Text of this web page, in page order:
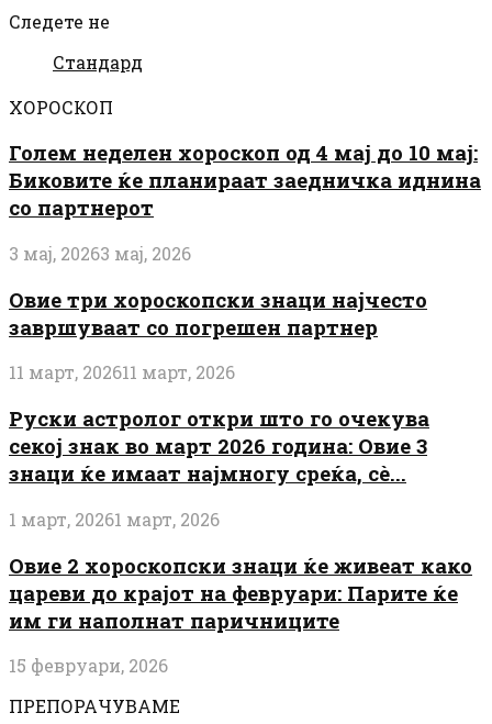
Следете не
Стандард
ХОРОСКОП
Голем неделен хороскоп од 4 мај до 10 мај:
Биковите ќе планираат заедничка иднина
со партнерот
3 мај, 20263 мај, 2026
Овие три хороскопски знаци најчесто
завршуваат со погрешен партнер
11 март, 202611 март, 2026
Руски астролог откри што го очекува
секој знак во март 2026 година: Овие 3
знаци ќе имаат најмногу среќа, сè...
1 март, 20261 март, 2026
Овие 2 хороскопски знаци ќе живеат како
цареви до крајот на февруари: Парите ќе
им ги наполнат паричниците
15 февруари, 2026
ПРЕПОРАЧУВАМЕ